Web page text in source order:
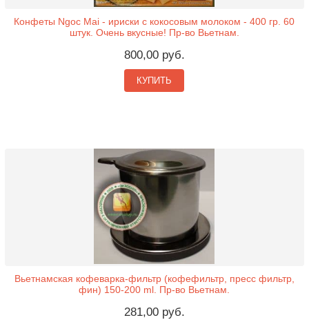
Конфеты Ngoc Mai - ириски с кокосовым молоком - 400 гр. 60
штук. Очень вкусные! Пр-во Вьетнам.
800,00 руб.
КУПИТЬ
Вьетнамская кофеварка-фильтр (кофефильтр, пресс фильтр,
фин) 150-200 ml. Пр-во Вьетнам.
281,00 руб.